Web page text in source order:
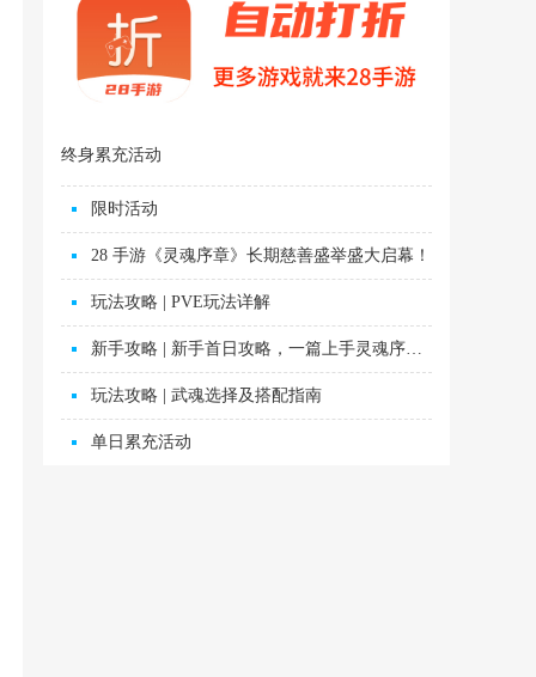
终身累充活动
限时活动
28 手游《灵魂序章》长期慈善盛举盛大启幕！
玩法攻略 | PVE玩法详解
新手攻略 | 新手首日攻略，一篇上手灵魂序章！
玩法攻略 | 武魂选择及搭配指南
单日累充活动